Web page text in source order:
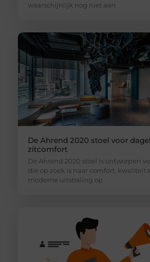
waarschijnlijk nog niet aan
De Ahrend 2020 stoel voor
zitcomfort
De Ahrend 2020 stoel is ontworpen
die op zoek is naar comfort, kwaliteit
moderne uitstraling op